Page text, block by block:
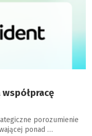
współpracę
porozumienie
ponad …